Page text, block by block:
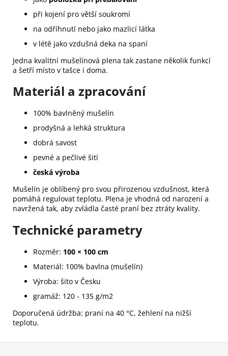
při kojení pro větší soukromí
na odříhnutí nebo jako mazlicí látka
v létě jako vzdušná deka na spaní
Jedna kvalitní mušelínová plena tak zastane několik funkcí
a šetří místo v tašce i doma.
Materiál a zpracování
100% bavlněný mušelín
prodyšná a lehká struktura
dobrá savost
pevné a pečlivé šití
česká výroba
Mušelín je oblíbený pro svou přirozenou vzdušnost, která
pomáhá regulovat teplotu. Plena je vhodná od narození a
navržená tak, aby zvládla časté praní bez ztráty kvality.
Technické parametry
Rozměr: 100 × 100 cm
Materiál: 100% bavlna (mušelín)
Výroba: šito v Česku
gramáž: 120 - 135 g/m2
Doporučená údržba: praní na 40 °C, žehlení na nižší
teplotu.